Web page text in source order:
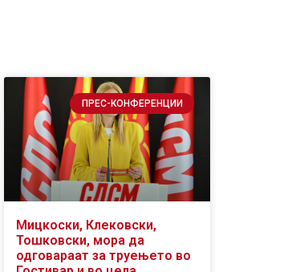
ПРЕС-КОНФЕРЕНЦИИ
Мицкоски, Клековски,
Тошковски, мора да
одговараат за труењето во